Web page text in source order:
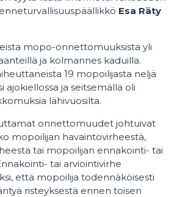
Esa Räty
mopo-onnettomuuksista yli
ja kolmannes kaduilla.
19 mopoilijasta neljä
ajokiellossa ja seitsemällä oli
lähivuosilta.
onnettomuudet johtuivat
mopoilijan havaintovirheestä,
tai mopoilijan ennakointi- tai
tai arviointivirhe
että mopoilija todennäköisesti
risteyksestä ennen toisen